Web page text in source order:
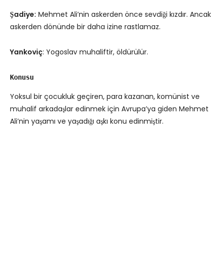
Şadiye: Mehmet Ali’nin askerden önce sevdiği kızdır. Ancak
askerden dönünde bir daha izine rastlamaz.
Yankoviç: Yogoslav muhaliftir, öldürülür.
Konusu
Yoksul bir çocukluk geçiren, para kazanan, komünist ve
muhalif arkadaşlar edinmek için Avrupa’ya giden Mehmet
Ali’nin yaşamı ve yaşadığı aşkı konu edinmiştir.